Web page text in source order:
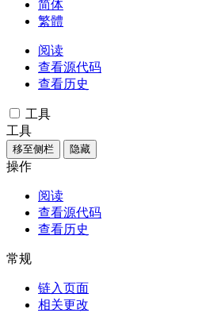
简体
繁體
阅读
查看源代码
查看历史
工具
工具
移至侧栏 隐藏
操作
阅读
查看源代码
查看历史
常规
链入页面
相关更改